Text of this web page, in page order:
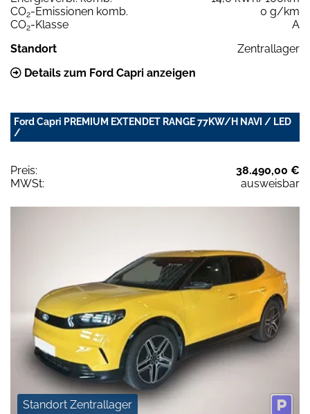
CO2-Emissionen komb.
0 g/km
CO2-Klasse
A
Standort
Zentrallager
Details zum Ford Capri anzeigen
Ford Capri PREMIUM EXTENDET RANGE 77KW/H NAVI / LED
/
Preis:
38.490,00 €
MWSt:
ausweisbar
Standort Zentrallager